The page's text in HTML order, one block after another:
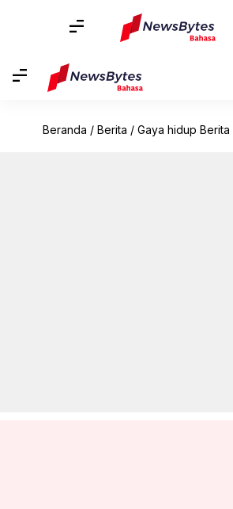
Beranda / Berita / Gaya hidup Berita